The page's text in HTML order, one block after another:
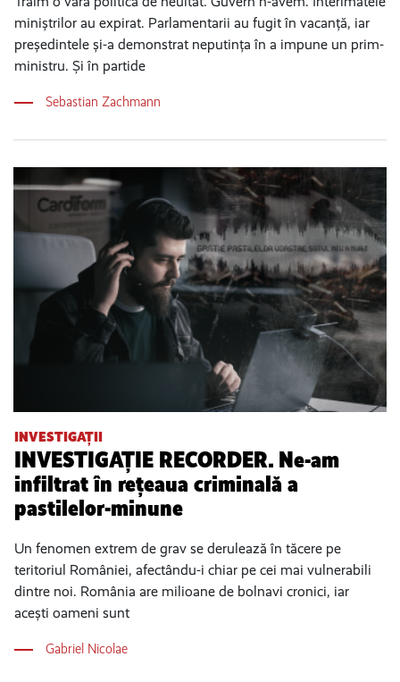
miniștrilor au expirat. Parlamentarii au fugit în vacanță, iar
președintele și-a demonstrat neputința în a impune un prim-
ministru. Și în partide
Sebastian Zachmann
INVESTIGAȚII
INVESTIGAȚIE RECORDER. Ne-am
infiltrat în rețeaua criminală a
pastilelor-minune
Un fenomen extrem de grav se derulează în tăcere pe
teritoriul României, afectându-i chiar pe cei mai vulnerabili
dintre noi. România are milioane de bolnavi cronici, iar
acești oameni sunt
Gabriel Nicolae